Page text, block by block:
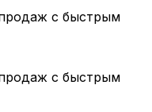
с быстрым
с быстрым